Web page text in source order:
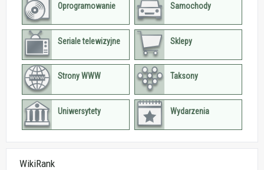
Oprogramowanie Samochody
Seriale telewizyjne Sklepy
Strony WWW Taksony
Uniwersytety Wydarzenia
WikiRank